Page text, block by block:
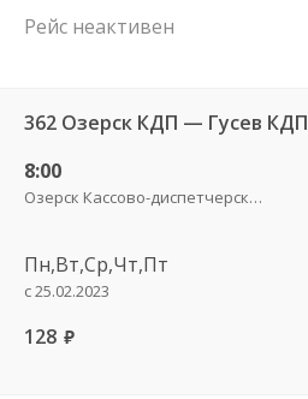
Рейс неактивен
362 Озерск КДП — Гусев КДП
8:00
Озерск Кассово-диспетчерский пункт
Пн,Вт,Ср,Чт,Пт
с 25.02.2023
128 руб.